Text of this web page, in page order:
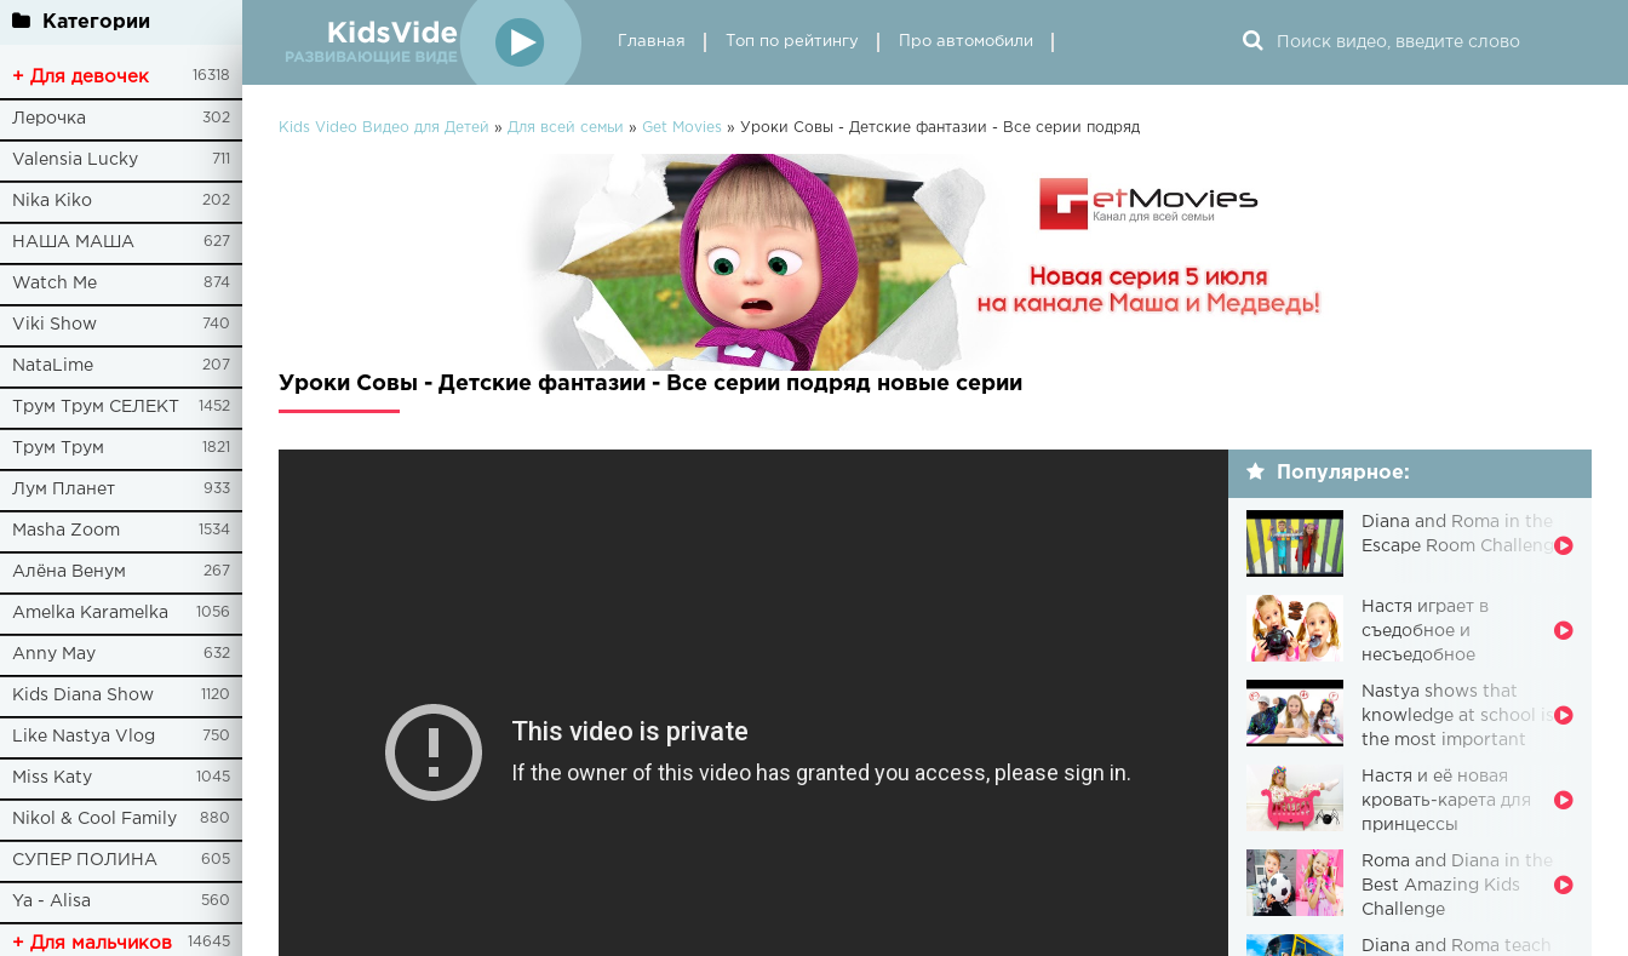
Категории
+ Для девочек 16318
Лерочка 302
Valensia Lucky 711
Nika Kiko 202
НАША МАША 627
Watch Me 874
Viki Show 740
NataLime 207
Трум Трум СЕЛЕКТ 1452
Трум Трум 1821
Лум Планет 933
Masha Zoom 1534
Алёна Венум 267
Amelka Karamelka 1056
Anny May 632
Kids Diana Show 1120
Like Nastya Vlog 750
Miss Katy 1045
Nikol & Cool Family 880
СУПЕР ПОЛИНА 605
Ya - Alisa 560
+ Для мальчиков 14645
Главная Топ по рейтингу Про автомобили
Kids Video Видео для Детей » Для всей семьи » Get Movies » Уроки Совы - Детские фантазии - Все серии подряд
Уроки Совы - Детские фантазии - Все серии подряд новые серии
Популярное:
Diana and Roma in the
Escape Room Challenge
Настя играет в
съедобное и
несъедобное
Nastya shows that
knowledge at school is
the most important
Настя и её новая
кровать-карета для
принцессы
Roma and Diana in the
Best Amazing Kids
Challenge
Diana and Roma teach